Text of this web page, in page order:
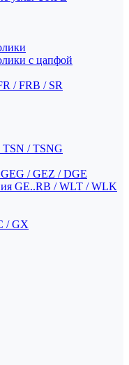
с цапфой
/ FRB / SR
TSN / TSNG
/ GEZ / DGE
GE..RB / WLT / WLK
/ GX